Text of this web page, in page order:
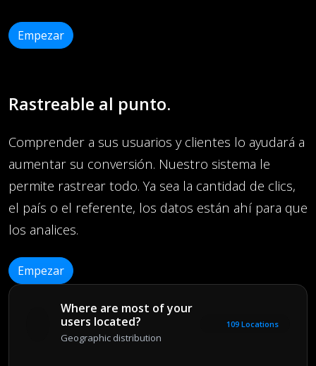
Empezar
Rastreable al punto.
Comprender a sus usuarios y clientes lo ayudará a
aumentar su conversión. Nuestro sistema le
permite rastrear todo. Ya sea la cantidad de clics,
el país o el referente, los datos están ahí para que
los analices.
Empezar
Where are most of your
users located?
Geographic distribution
109 Locations